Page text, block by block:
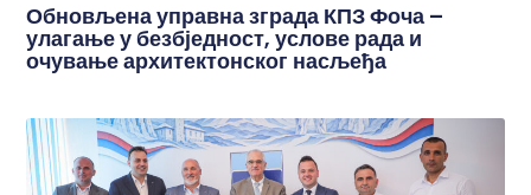
Обновљена управна зграда КПЗ Фоча –
улагање у безбједност, услове рада и
очување архитектонског насљеђа